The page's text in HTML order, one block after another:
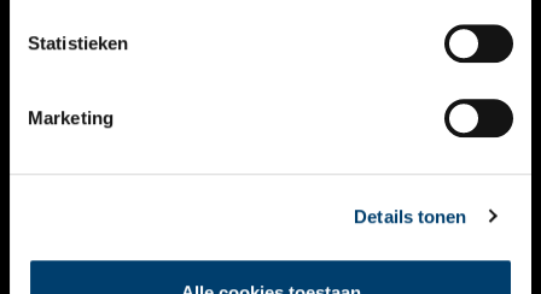
Statistieken
Marketing
Details tonen
NIEUWSBRIEF
DISCLAIMER
TOEGANKELIJKHEID